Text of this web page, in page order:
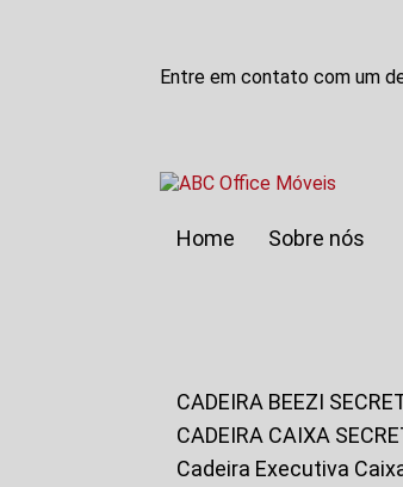
Entre em contato com um
Home
Sobre nós
CADEIRA BEEZI
CADEIRA CAIXA
Cadeira Executiva